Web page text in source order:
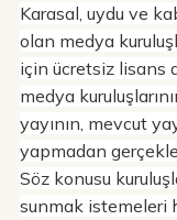
Karasal, uydu ve
olan medya
için ücretsiz lisans
medya
yayının, mevcut
yapmadan
Söz konusu
sunmak istemeleri